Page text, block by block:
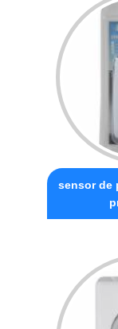
sensor de